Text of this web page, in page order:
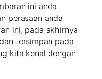
ini anda
perasaan anda
ini, pada akhirnya
tersimpan pada
kita kenal dengan